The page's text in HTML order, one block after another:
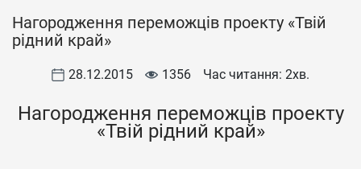
Нагородження переможців проекту «Твій
рідний край»
28.12.2015 1356 Час читання: 2хв.
Нагородження переможців проекту
«Твій рідний край»